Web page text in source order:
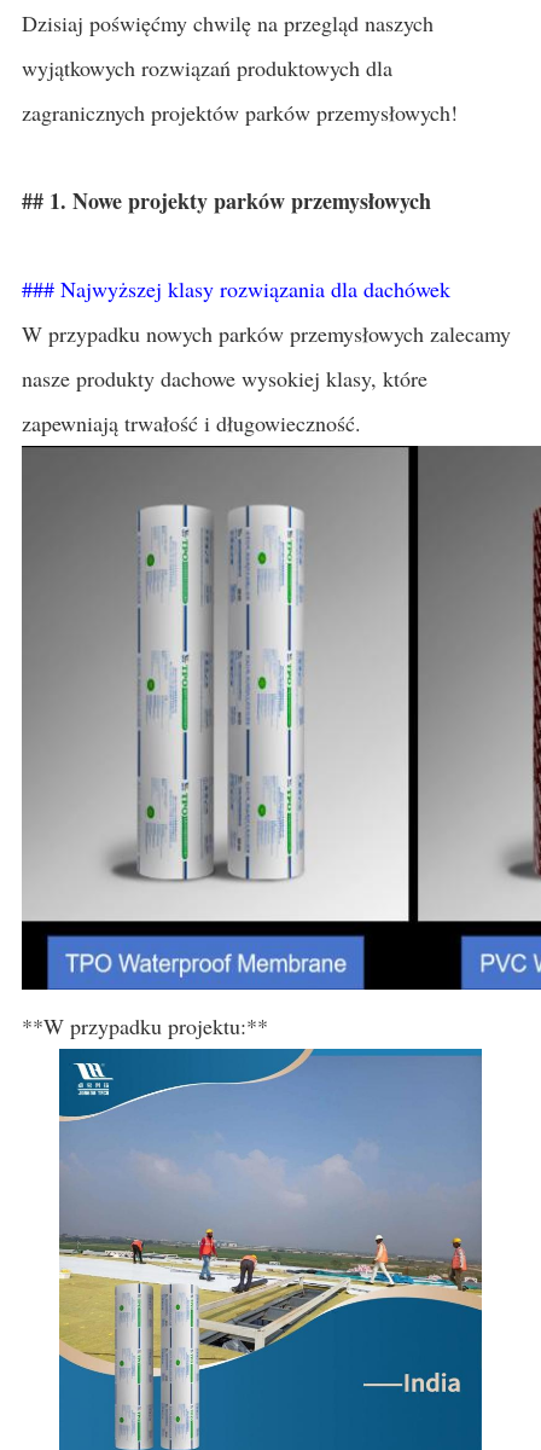
Dzisiaj poświęćmy chwilę na przegląd naszych
wyjątkowych rozwiązań produktowych dla
zagranicznych projektów parków przemysłowych!
## 1. Nowe projekty parków przemysłowych
### Najwyższej klasy rozwiązania dla dachówek
W przypadku nowych parków przemysłowych zalecamy
nasze produkty dachowe wysokiej klasy, które
zapewniają trwałość i długowieczność.
**W przypadku projektu:**